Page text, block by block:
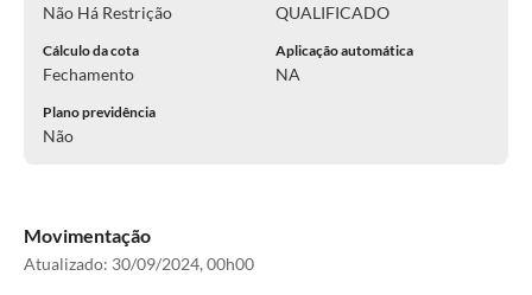
Não Há Restrição QUALIFICADO
Cálculo da cota
Fechamento
Aplicação automática
NA
Plano previdência
Não
Movimentação
Atualizado: 30/09/2024, 00h00